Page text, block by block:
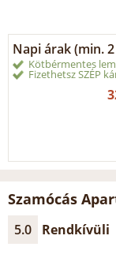
Napi árak (min.
Kötbérmentes
Fizethetsz SZÉP
Szamócás
5.0 Rendkívüli